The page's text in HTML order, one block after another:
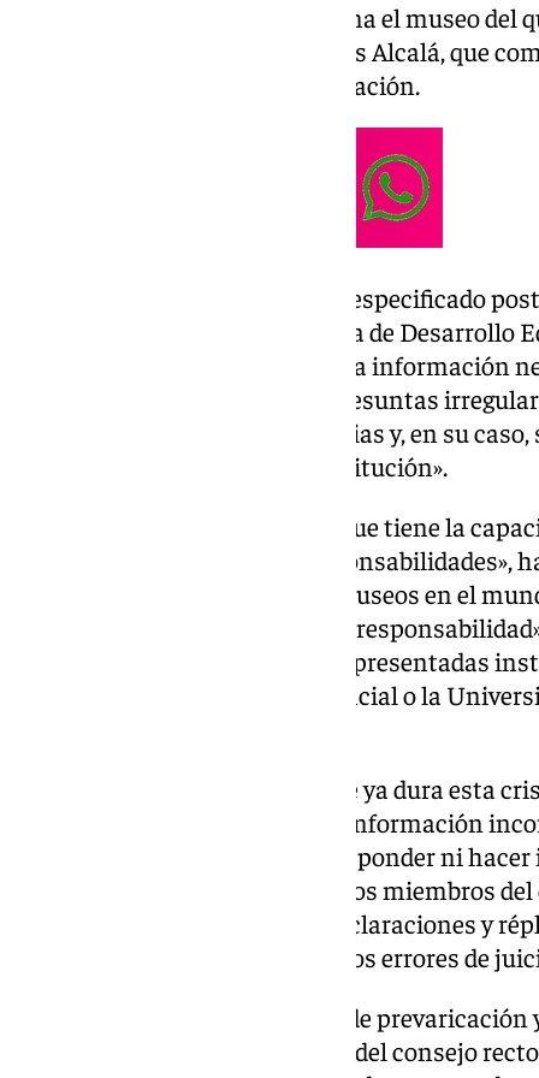
asesor del consorcio que gestiona el museo
de salida del actual director, Luis Alcalá, que
consorcio que se retira por jubilación.
Páramo ha detallado, según ha especificado
que ha entregado a la Consejería de
Granada este informe «junto a la información
pertinencia de investigar las presuntas
reciente del Parque de las Ciencias y, en su
oportunas en defensa de la institución».
«Este órgano de gobierno es el que tiene la
la investigación y depurar responsabilidades»,
jubilado y asesora a distintos museos en el
al consejo rector en un «acto de
medidas en tanto en él están representadas
Andalucía, la Diputación Provincial o la
«Durante las ocho semanas que ya dura esta
museo no ha dejado de ofrecer información
señalado que no ha querido «responder ni
principalmente «por respeto a los miembros
contribuir a una escalada de declaraciones y
las Ciencias, que es víctima de los errores de
Además de los posibles delitos de
informe pone en conocimiento del consejo